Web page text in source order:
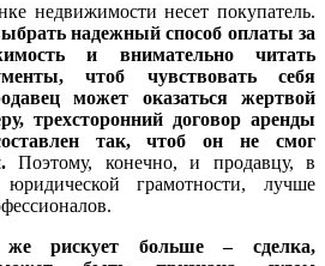
недвижимости несет покупатель.
надежный способ оплаты за
и внимательно читать
чтоб чувствовать себя
может оказаться жертвой
трехсторонний договор аренды
так, чтоб он не смог
Поэтому, конечно, и продавцу, в
юридической грамотности, лучше
рискует больше – сделка,